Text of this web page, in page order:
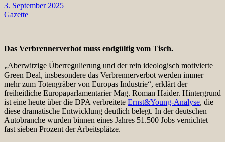
3. September 2025
Gazette
Das Verbrennerverbot muss endgültig vom Tisch.
„Aberwitzige Überregulierung und der rein ideologisch motivierte
Green Deal, insbesondere das Verbrennerverbot werden immer
mehr zum Totengräber von Europas Industrie“, erklärt der
freiheitliche Europaparlamentarier Mag. Roman Haider. Hintergrund
ist eine heute über die DPA verbreitete Ernst&Young-Analyse, die
diese dramatische Entwicklung deutlich belegt. In der deutschen
Autobranche wurden binnen eines Jahres 51.500 Jobs vernichtet –
fast sieben Prozent der Arbeitsplätze.